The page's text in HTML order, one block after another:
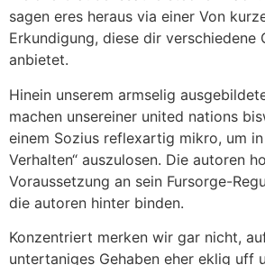
sagen eres heraus via einer Von
Erkundigung, diese dir verschiedene
anbietet.
Hinein unserem armselig
machen unsereiner united nations
einem Sozius reflexartig mikro, um
Verhalten“ auszulosen. Die autoren
Voraussetzung an sein Fursorge-
die autoren hinter binden.
Konzentriert merken wir gar nicht,
untertaniges Gehaben eher eklig uff